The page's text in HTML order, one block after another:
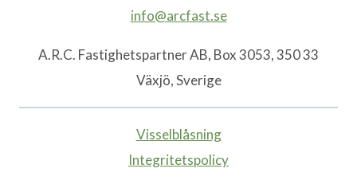
info@arcfast.se
A.R.C. Fastighetspartner AB, Box 3053, 350 33
Växjö, Sverige
Visselblåsning
Integritetspolicy